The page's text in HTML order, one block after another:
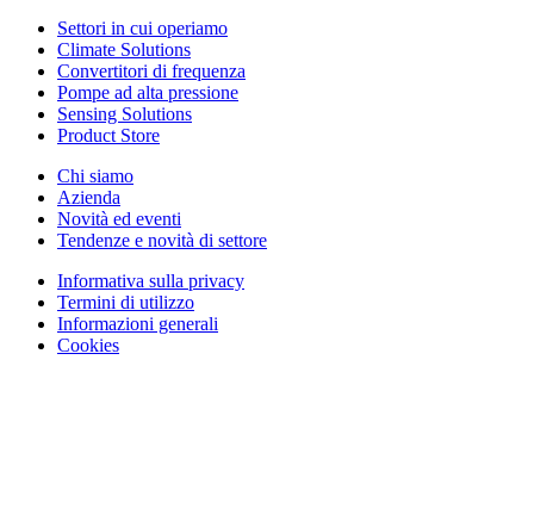
Settori in cui operiamo
Climate Solutions
Convertitori di frequenza
Pompe ad alta pressione
Sensing Solutions
Product Store
Chi siamo
Azienda
Novità ed eventi
Tendenze e novità di settore
Informativa sulla privacy
Termini di utilizzo
Informazioni generali
Cookies